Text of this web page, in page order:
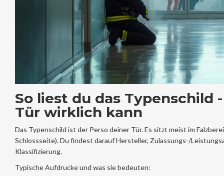
So liest du das Typenschild
Tür wirklich kann
Das Typenschild ist der Perso deiner Tür. Es sitzt meist im
Schlossseite). Du findest darauf Hersteller, Zulassungs-/
Klassifizierung.
Typische Aufdrucke und was sie bedeuten: